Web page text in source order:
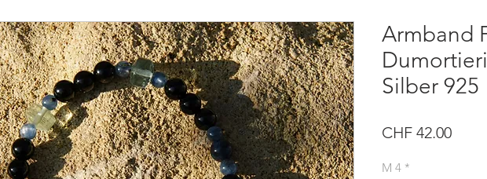
Armband
Silber 925
CHF 42.00Preis
M 4 *